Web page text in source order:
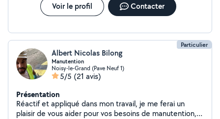
Voir le profil Contacter
Particulier
Albert Nicolas Bilong
Manutention
Noisy-le-Grand (Pave Neuf 1)
5/5 (21 avis)
Présentation
Réactif et appliqué dans mon travail, je me ferai un
plaisir de vous aider pour vos besoins de manutention,